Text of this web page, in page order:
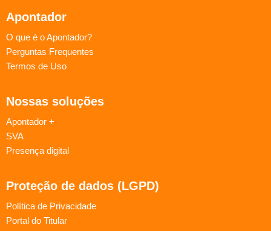
Apontador
O que é o Apontador?
Perguntas Frequentes
Termos de Uso
Nossas soluções
Apontador +
SVA
Presença digital
Proteção de dados (LGPD)
Política de Privacidade
Portal do Titular